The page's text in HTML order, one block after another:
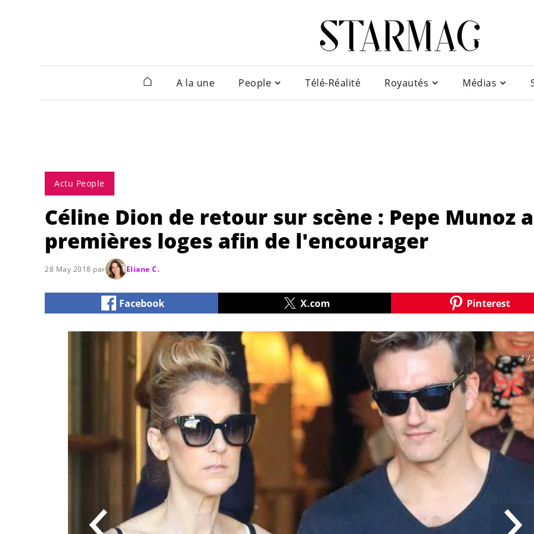
A la une People Télé-Réalité Royautés Médias
Actu People
Céline Dion de retour sur scène : Pepe Munoz
premières loges afin de l'encourager
28 May 2018 par Eliane C.
Facebook X.com Pinterest
1 /